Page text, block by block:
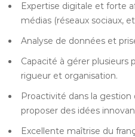
Expertise digitale et forte
médias (réseaux sociaux,
Analyse de données et
Capacité à gérer
rigueur et organisation.
Proactivité dans la
proposer des idées
Excellente maîtrise du